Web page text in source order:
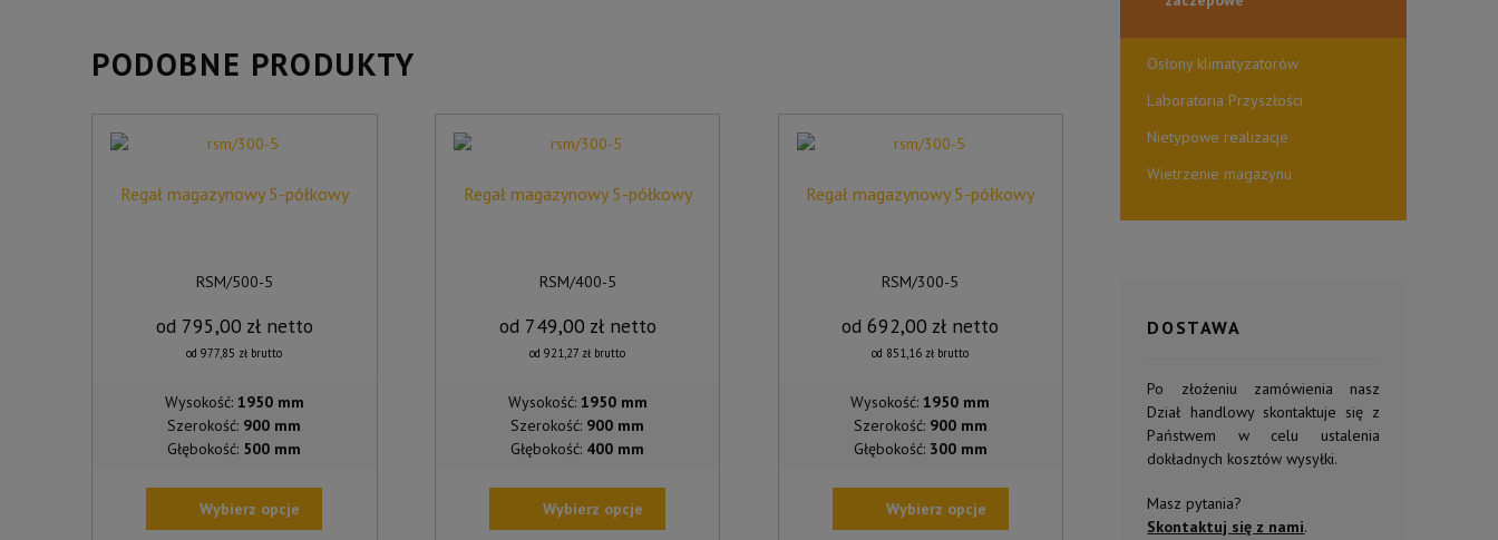
PODOBNE PRODUKTY
Regał magazynowy 5-półkowy
RSM/500-5
od 795,00 złnetto
od977,85 zł brutto
Wysokość: 1950 mm
Szerokość: 900 mm
Głębokość: 500 mm
Wybierz opcje
Regał magazynowy 5-półkowy
RSM/400-5
od 749,00 złnetto
od921,27 zł brutto
Wysokość: 1950 mm
Szerokość: 900 mm
Głębokość: 400 mm
Wybierz opcje
Regał magazynowy 5-półkowy
RSM/300-5
od692,00 zł netto
od 851,16 zł brutto
Wysokość:1950 mm
Szerokość: 900 mm
Głębokość: 300 mm
Wybierz opcje
Osłony klimatyzatorów
Laboratoria Przyszłości
Nietypowe realizacje
Wietrzenie magazynu
DOSTAWA
Po złożeniu zamówienia nasz
Dział handlowy skontaktuje się z
Państwem w celu ustalenia
dokładnych kosztów wysyłki.
Masz pytania?
Skontaktuj się z nami.